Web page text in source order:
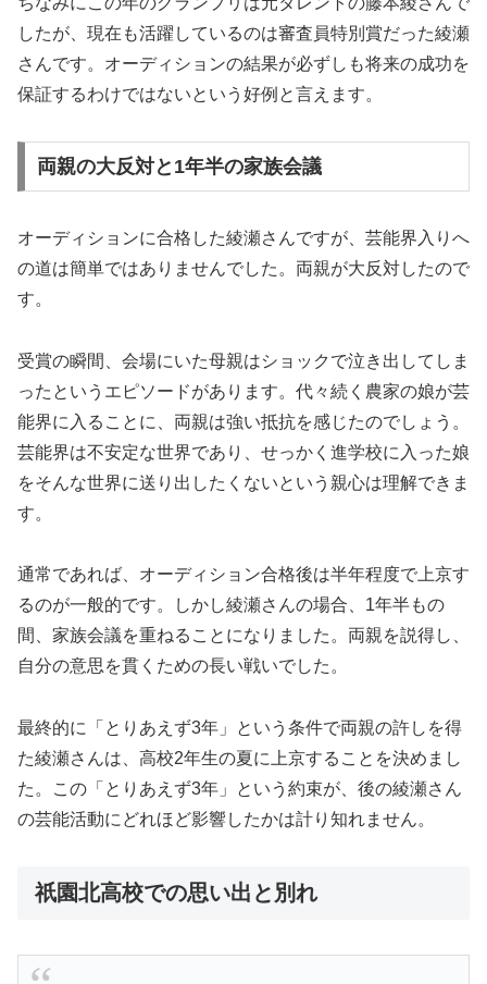
したが、現在も活躍しているのは審査員特別賞だった綾瀬
さんです。オーディションの結果が必ずしも将来の成功を
保証するわけではないという好例と言えます。
両親の大反対と1年半の家族会議
オーディションに合格した綾瀬さんですが、芸能界入りへ
の道は簡単ではありませんでした。両親が大反対したので
す。
受賞の瞬間、会場にいた母親はショックで泣き出してしま
ったというエピソードがあります。代々続く農家の娘が芸
能界に入ることに、両親は強い抵抗を感じたのでしょう。
芸能界は不安定な世界であり、せっかく進学校に入った娘
をそんな世界に送り出したくないという親心は理解できま
す。
通常であれば、オーディション合格後は半年程度で上京す
るのが一般的です。しかし綾瀬さんの場合、1年半もの
間、家族会議を重ねることになりました。両親を説得し、
自分の意思を貫くための長い戦いでした。
最終的に「とりあえず3年」という条件で両親の許しを得
た綾瀬さんは、高校2年生の夏に上京することを決めまし
た。この「とりあえず3年」という約束が、後の綾瀬さん
の芸能活動にどれほど影響したかは計り知れません。
祇園北高校での思い出と別れ